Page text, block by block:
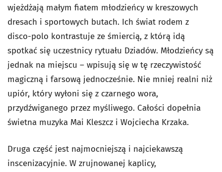
wjeżdżają małym fiatem młodzieńcy w kreszowych
dresach i sportowych butach. Ich świat rodem z
disco-polo kontrastuje ze śmiercią, z którą idą
spotkać się uczestnicy rytuału Dziadów. Młodzieńcy są
jednak na miejscu – wpisują się w tę rzeczywistość
magiczną i farsową jednocześnie. Nie mniej realni niż
upiór, który wyłoni się z czarnego wora,
przydźwiganego przez myśliwego. Całości dopełnia
świetna muzyka Mai Kleszcz i Wojciecha Krzaka.
Druga część jest najmocniejszą i najciekawszą
inscenizacyjnie. W zrujnowanej kaplicy,